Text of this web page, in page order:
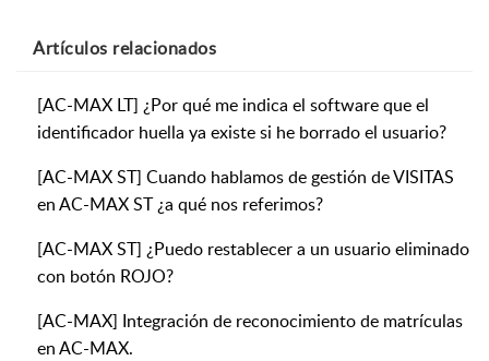
Artículos relacionados
[AC-MAX LT] ¿Por qué me indica el software que el
identificador huella ya existe si he borrado el usuario?
[AC-MAX ST] Cuando hablamos de gestión de VISITAS
en AC-MAX ST ¿a qué nos referimos?
[AC-MAX ST] ¿Puedo restablecer a un usuario eliminado
con botón ROJO?
[AC-MAX] Integración de reconocimiento de matrículas
en AC-MAX.